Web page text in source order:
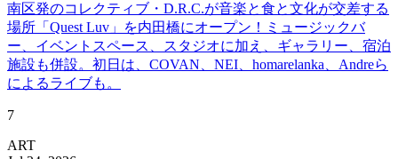
南区発のコレクティブ・D.R.C.が⾳楽と⾷と⽂化が交差する
場所「Quest Luv」を内田橋にオープン！ミュージックバ
ー、イベントスペース、スタジオに加え、ギャラリー、宿泊
施設も併設。初日は、COVAN、NEI、homarelanka、Andreら
によるライブも。
7
ART